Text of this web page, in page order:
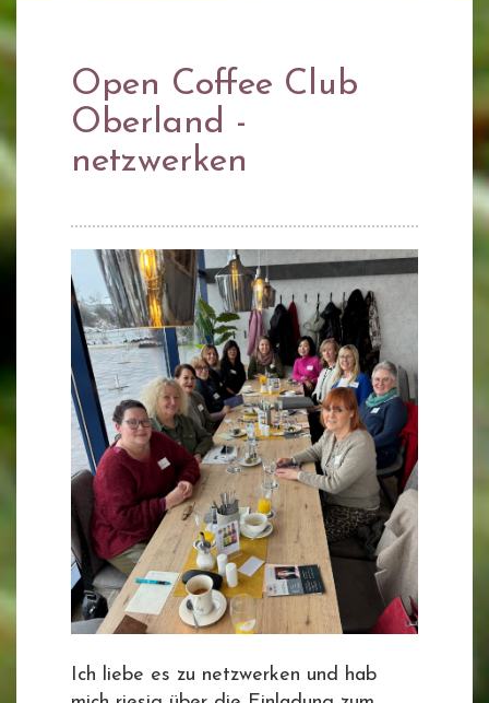
Open Coffee Club
Oberland -
netzwerken
Ich liebe es zu netzwerken und hab